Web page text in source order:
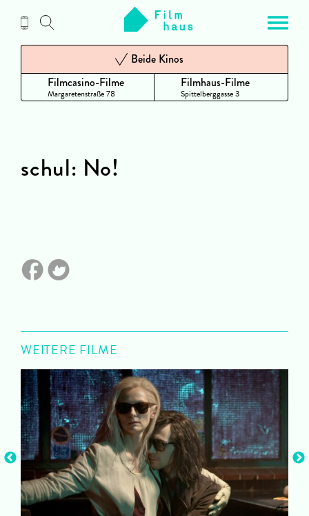
Inhalt
Filmcasino-Filme
Margaretenstraße 78
Beide Kinos
Filmhaus-Filme
Spittelberggasse 3
schul: No!
WEITERE FILME